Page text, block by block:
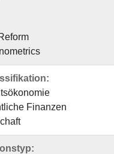
Finanzen